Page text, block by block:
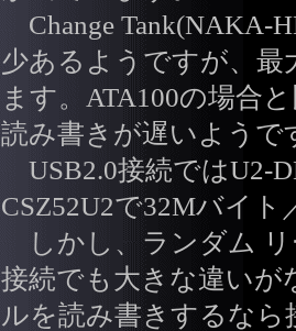
Change Tank(NAKA-
少あるようですが、最
ます。ATA100の場合
読み書きが遅いようで
USB2.0接続ではU2-
CSZ52U2で32Mバイ
しかし、ランダム リ
接続でも大きな違いが
ルを読み書きするな